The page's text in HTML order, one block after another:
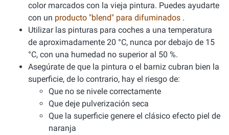
color marcados con la vieja pintura. Puedes ayudarte
con un producto "blend" para difuminados .
Utilizar las pinturas para coches a una temperatura
de aproximadamente 20 °C, nunca por debajo de 15
°C, con una humedad no superior al 50 %.
Asegúrate de que la pintura o el barniz cubran bien la
superficie, de lo contrario, hay el riesgo de:
Que no se nivele correctamente
Que deje pulverización seca
Que la superficie genere el clásico efecto piel de
naranja